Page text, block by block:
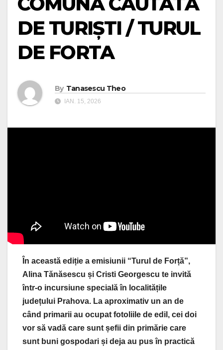
DE TURIȘTI / TURUL
DE FORTA
By Tanasescu Theo
IAN. 15, 2026
În această ediție a emisiunii “Turul de Forță”,
Alina Tănăsescu și Cristi Georgescu te invită
într-o incursiune specială în localitățile
județului Prahova. La aproximativ un an de
când primarii au ocupat fotoliile de edil, cei doi
vor să vadă care sunt șefii din primărie care
sunt buni gospodari și deja au pus în practică